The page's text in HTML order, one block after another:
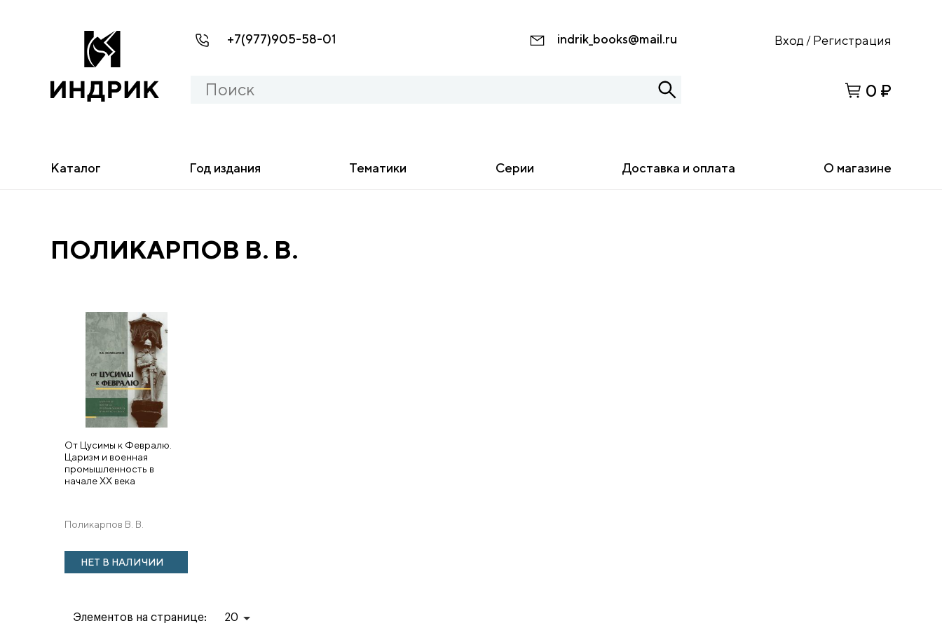
+7(977)905-58-01 indrik_books@mail.ru Вход / Регистрация
0 ₽
Каталог Год издания Тематики Серии Доставка и оплата О магазине
ПОЛИКАРПОВ В. В.
От Цусимы к Февралю.
Царизм и военная
промышленность в
начале XX века
Поликарпов В. В.
НЕТ В НАЛИЧИИ
Элементов на странице: 20